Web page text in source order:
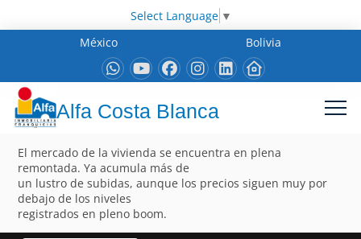
Select Language ▼
México
Bolivia
Alfa Costa Blanca
El mercado de la vivienda se encuentra en plena
remontada. Ya acumula más de
un lustro de subidas, aunque los precios siguen muy por
debajo de los niveles
registrados en pleno boom.